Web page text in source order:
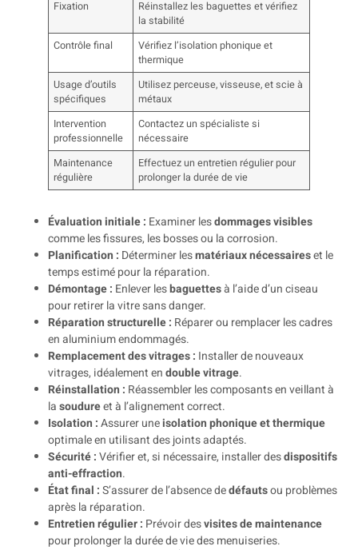
Fixation
Réinstallez les baguettes et vérifiez
la stabilité
Contrôle final
Vérifiez l’isolation phonique et
thermique
Usage d’outils
spécifiques
Utilisez perceuse, visseuse, et scie à
métaux
Intervention
professionnelle
Contactez un spécialiste si
nécessaire
Maintenance
régulière
Effectuez un entretien régulier pour
prolonger la durée de vie
Évaluation initiale : Examiner lesdommages visibles
comme les fissures, les bosses ou la corrosion.
Planification : Déterminer lesmatériaux nécessaireset le
temps estimé pour la réparation.
Démontage : Enlever lesbaguettesà l’aide d’un ciseau
pour retirer la vitre sans danger.
Réparation structurelle : Réparer ou remplacer les cadres
en aluminium endommagés.
Remplacement des vitrages : Installer de nouveaux
vitrages, idéalement endouble vitrage.
Réinstallation : Réassembler les composants en veillant à
lasoudureet à l’alignement correct.
Isolation :Assurer uneisolation phonique et thermique
optimale en utilisant des joints adaptés.
Sécurité :Vérifier et, si nécessaire, installer desdispositifs
anti-effraction.
État final :S’assurer de l’absence dedéfautsou problèmes
après la réparation.
Entretien régulier : Prévoir desvisites de maintenance
pour prolonger la durée de vie des menuiseries.